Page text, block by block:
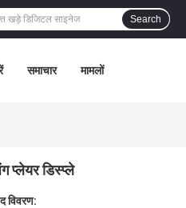
Search
समाचार मामलों
प्लेयर डिस्प्ले
विवरण: